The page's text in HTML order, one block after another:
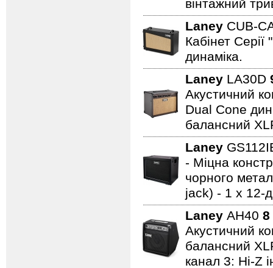
вінтажний
Laney CUB-
Кабінет
динаміка.
Laney LA30D
Акустичний
Dual Cone
балансний
Laney
- Міцна
чорного
jack) - 1 x 12-
Laney AH40 8
Акустичний
балансний
канал 3: Hi-Z